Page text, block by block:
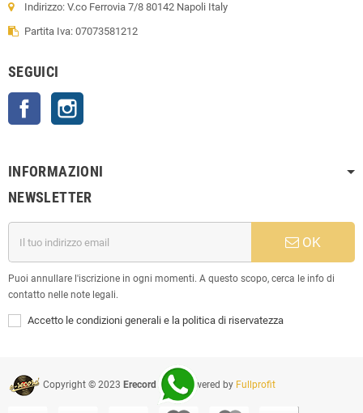
Indirizzo: V.co Ferrovia 7/8 80142 Napoli Italy
Partita Iva: 07073581212
SEGUICI
Facebook
INFORMAZIONI
NEWSLETTER
OK
Puoi annullare l'iscrizione in ogni momenti. A questo scopo, cerca le info di
contatto nelle note legali.
Accetto le condizioni generali e la politica di riservatezza
Copyright © 2023 Erecord Srl| Powered by Fullprofit